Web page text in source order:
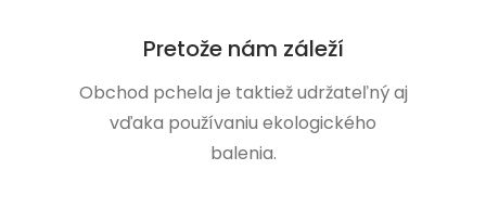
Pretože nám záleží
Obchod pchela je taktiež udržateľný aj
vďaka používaniu ekologického
balenia.